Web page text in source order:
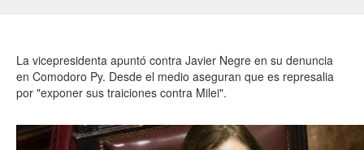
La vicepresidenta apuntó contra Javier Negre en su denuncia
en Comodoro Py. Desde el medio aseguran que es represalia
por "exponer sus traiciones contra Milei".